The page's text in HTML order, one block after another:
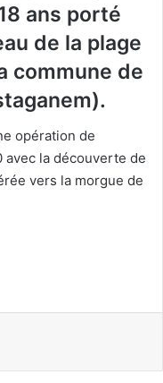
ans porté
de la plage
commune de
opération de
avec la découverte de
vers la morgue de